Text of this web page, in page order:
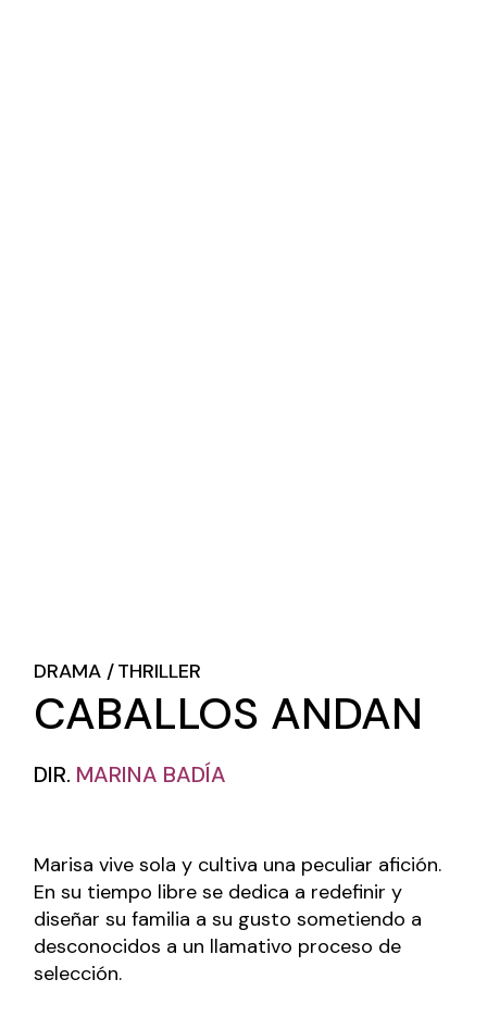
DRAMA THRILLER
CABALLOS ANDAN
DIR. MARINA BADÍA
Marisa vive sola y cultiva una peculiar afición.
En su tiempo libre se dedica a redefinir y
diseñar su familia a su gusto sometiendo a
desconocidos a un llamativo proceso de
selección.